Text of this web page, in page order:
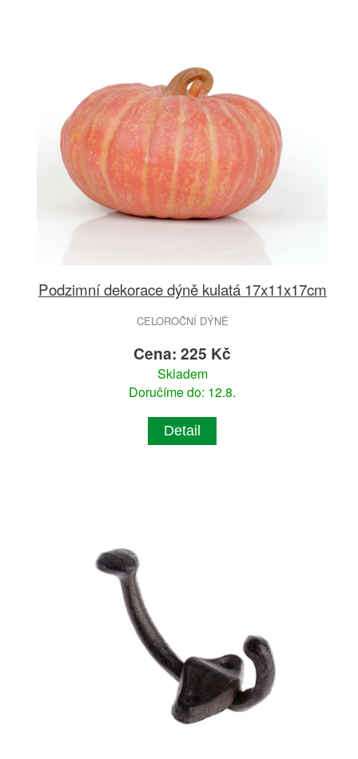
Podzimní dekorace dýně kulatá 17x11x17cm
CELOROČNÍ DÝNĚ
Cena: 225 Kč
Skladem
Doručíme do: 12.8.
Detail